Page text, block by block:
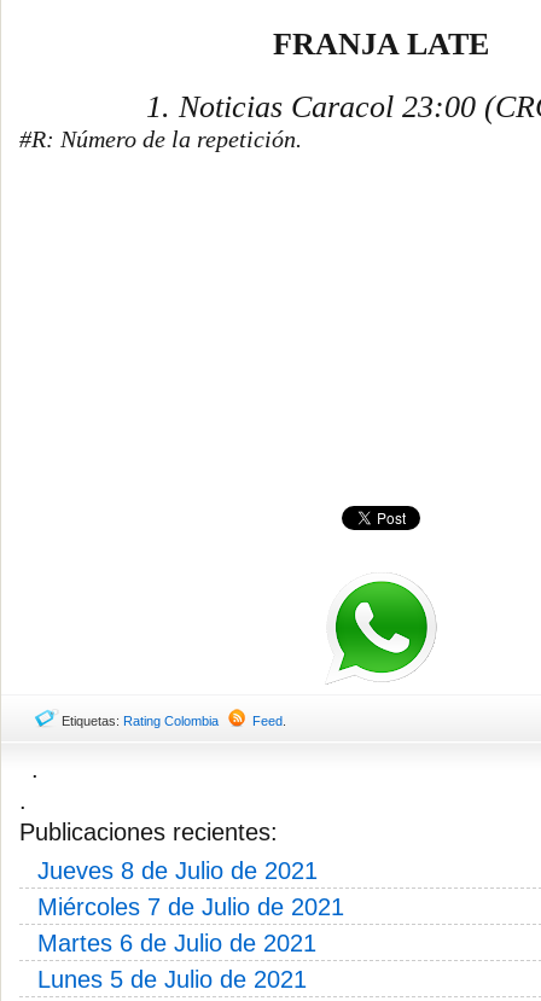
FRANJA LATE
1. Noticias Caracol 23:00
#R: Número de la repetición.
Etiquetas: Rating Colombia Feed
.
.
Publicaciones recientes:
Jueves 8 de Julio de 2021
Miércoles 7 de Julio de 2021
Martes 6 de Julio de 2021
Lunes 5 de Julio de 2021